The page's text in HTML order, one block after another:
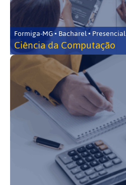
Formiga-MG • Bacharel • Presencial
Ciência da Computação